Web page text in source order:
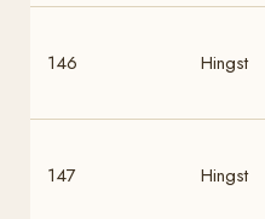
146 Hingst
147 Hingst